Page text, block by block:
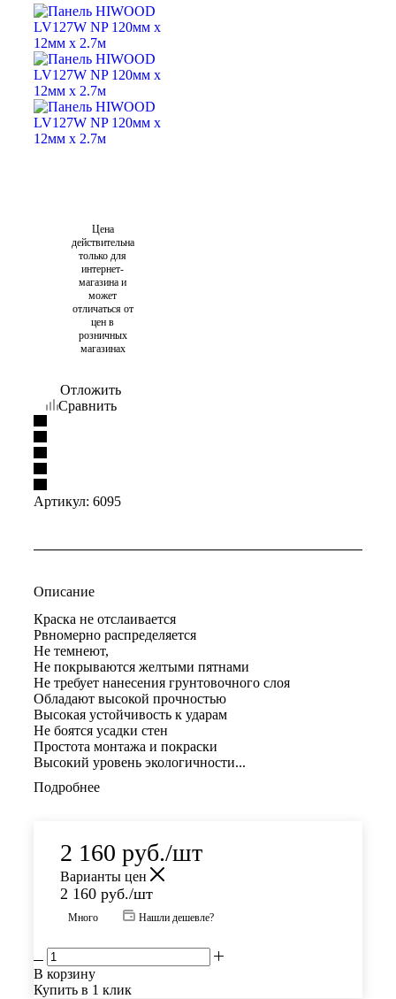
Цена
действительна
только для
интернет-
магазина и
может
отличаться от
цен в
розничных
магазинах
Отложить
Сравнить
Артикул: 6095
Описание
Краска не отслаивается
Рвномерно распределяется
Не темнеют,
Не покрываются желтыми пятнами
Не требует нанесения грунтовочного слоя
Обладают высокой прочностью
Высокая устойчивость к ударам
Не боятся усадки стен
Простота монтажа и покраски
Высокий уровень экологичности...
Подробнее
2 160 руб./шт
Варианты цен
2 160 руб./шт
Много Нашли дешевле?
В корзину
Купить в 1 клик